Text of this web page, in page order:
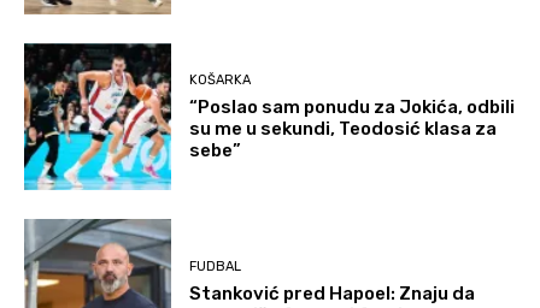
KOŠARKA
“Poslao sam ponudu za Jokića, odbili
su me u sekundi, Teodosić klasa za
sebe”
FUDBAL
Stanković pred Hapoel: Znaju da